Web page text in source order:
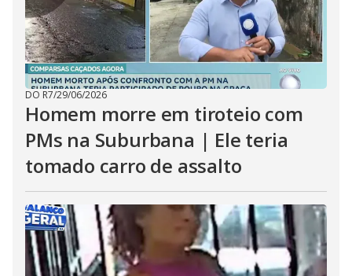
DO R7/29/06/2026
Homem morre em tiroteio com
PMs na Suburbana | Ele teria
tomado carro de assalto